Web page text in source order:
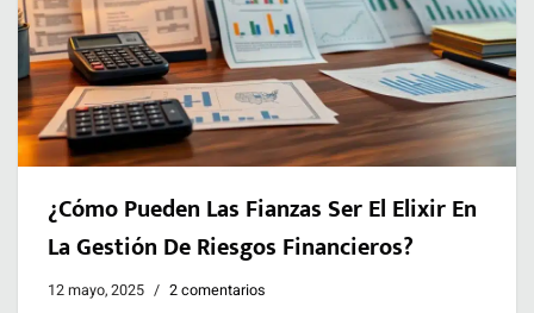
¿Cómo Pueden Las Fianzas Ser El Elixir En
La Gestión De Riesgos Financieros?
12 mayo, 2025 2 comentarios